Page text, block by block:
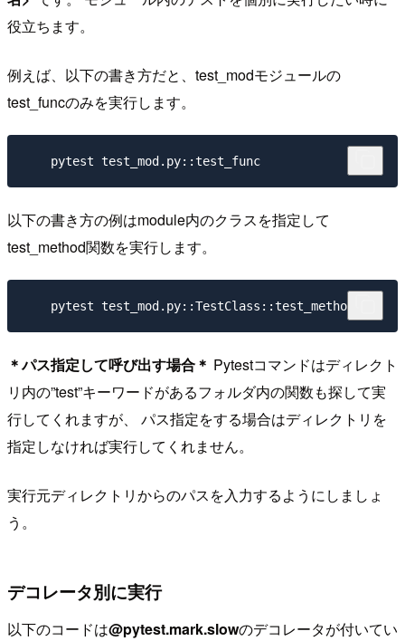
役立ちます。
例えば、以下の書き方だと、test_modモジュールの
test_funcのみを実行します。
以下の書き方の例はmodule内のクラスを指定して
test_method関数を実行します。
＊パス指定して呼び出す場合＊ Pytestコマンドはディレクト
リ内の”test”キーワードがあるフォルダ内の関数も探して実
行してくれますが、 パス指定をする場合はディレクトリを
指定しなければ実行してくれません。
実行元ディレクトリからのパスを入力するようにしましょ
う。
デコレータ別に実行
以下のコードは@pytest.mark.slowのデコレータが付いてい